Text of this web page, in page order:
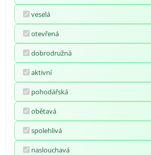
veselá
otevřená
dobrodružná
aktivní
pohodářská
obětavá
spolehlivá
naslouchavá